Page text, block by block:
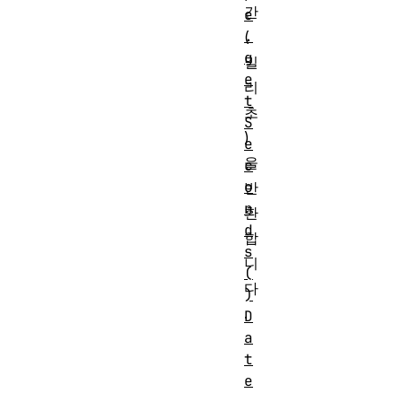
간
(
밀
리
초
)
을
반
환
합
니
다
.
e
.
g
e
t
S
e
c
o
n
d
s
(
)
D
a
t
e